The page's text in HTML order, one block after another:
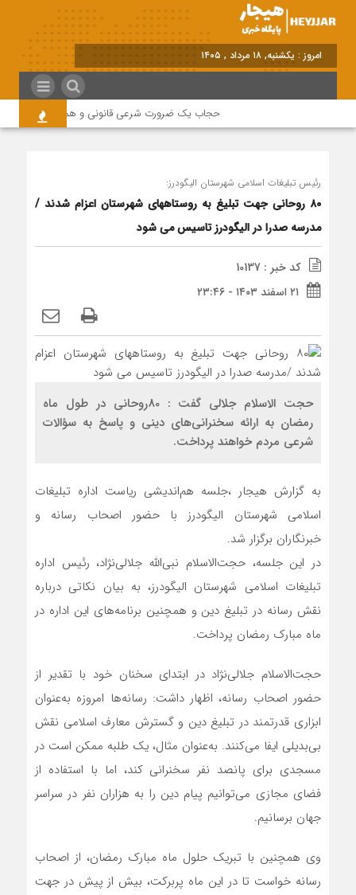
برابر با : Sunday - 9 August - 2026
حجاب یک ضرورت شرعی قانونی و همه در این زمینه
رئیس تبلیغات اسلامی شهرستان الیگودرز:
۸۰ روحانی جهت تبلیغ به روستاههای شهرستان اعزام شدند /
مدرسه صدرا در الیگودرز تاسیس می شود
کد خبر : 10137
۲۱ اسفند ۱۴۰۳ - ۲۳:۴۶
حجت الاسلام جلالی گفت : 80روحانی در طول ماه
رمضان به ارائه سخنرانی‌های دینی و پاسخ به سؤالات
شرعی مردم خواهند پرداخت.
به گزارش هیجار ،جلسه هم‌اندیشی ریاست اداره تبلیغات
اسلامی شهرستان الیگودرز با حضور اصحاب رسانه و
خبرنگاران برگزار شد.
در این جلسه، حجت‌الاسلام نبی‌الله جلالی‌نژاد، رئیس اداره
تبلیغات اسلامی شهرستان الیگودرز، به بیان نکاتی درباره
نقش رسانه در تبلیغ دین و همچنین برنامه‌های این اداره در
ماه مبارک رمضان پرداخت.
حجت‌الاسلام جلالی‌نژاد در ابتدای سخنان خود با تقدیر از
حضور اصحاب رسانه، اظهار داشت: رسانه‌ها امروزه به‌عنوان
ابزاری قدرتمند در تبلیغ دین و گسترش معارف اسلامی نقش
بی‌بدیلی ایفا می‌کنند. به‌عنوان مثال، یک طلبه ممکن است در
مسجدی برای پانصد نفر سخنرانی کند، اما با استفاده از
فضای مجازی می‌توانیم پیام دین را به هزاران نفر در سراسر
جهان برسانیم.
وی همچنین با تبریک حلول ماه مبارک رمضان، از اصحاب
رسانه خواست تا در این ماه پربرکت، بیش از پیش در جهت